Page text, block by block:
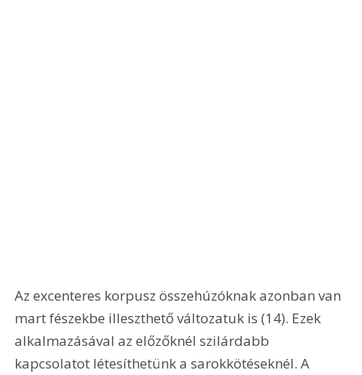
Az excenteres korpusz összehúzóknak azonban van
mart fészekbe illeszthető változatuk is (14). Ezek
alkalmazásával az előzőknél szilárdabb
kapcsolatot létesíthetünk a sarokkötéseknél. A